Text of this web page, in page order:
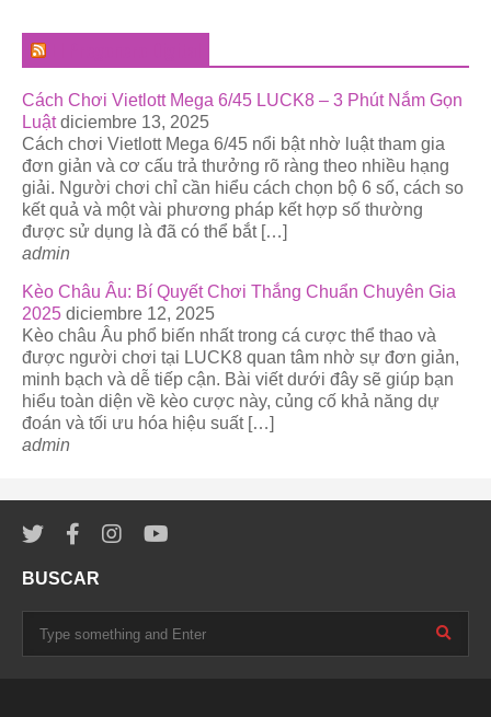
Cách Chơi Vietlott Mega 6/45 LUCK8 – 3 Phút Nắm Gọn
Luật diciembre 13, 2025
Cách chơi Vietlott Mega 6/45 nổi bật nhờ luật tham gia
đơn giản và cơ cấu trả thưởng rõ ràng theo nhiều hạng
giải. Người chơi chỉ cần hiểu cách chọn bộ 6 số, cách so
kết quả và một vài phương pháp kết hợp số thường
được sử dụng là đã có thể bắt […]
admin
Kèo Châu Âu: Bí Quyết Chơi Thắng Chuẩn Chuyên Gia
2025 diciembre 12, 2025
Kèo châu Âu phổ biến nhất trong cá cược thể thao và
được người chơi tại LUCK8 quan tâm nhờ sự đơn giản,
minh bạch và dễ tiếp cận. Bài viết dưới đây sẽ giúp bạn
hiểu toàn diện về kèo cược này, củng cố khả năng dự
đoán và tối ưu hóa hiệu suất […]
admin
BUSCAR